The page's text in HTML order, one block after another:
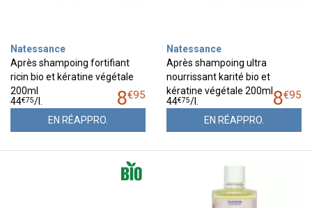
Natessance
Après shampoing fortifiant
ricin bio et kératine végétale
200ml
8€95
44€75/
EN RÉAPPRO.
Natessance
Après shampoing ultra
nourrissant karité bio et
kératine végétale 200ml 8€95
44€75/
EN RÉAPPRO.